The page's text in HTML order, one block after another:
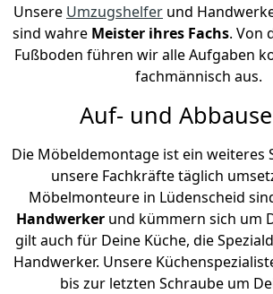
Unsere Umzugshelfer und
sind wahre Meister ihres Fachs. Von
Fußboden führen wir alle Aufgaben
fachmännisch aus.
Auf- und
Die Möbeldemontage ist ein weiteres
unsere Fachkräfte täglich
Möbelmonteure in Lüdenscheid
Handwerker und kümmern sich um
gilt auch für Deine Küche, die
Handwerker. Unsere
bis zur letzten Schraube um